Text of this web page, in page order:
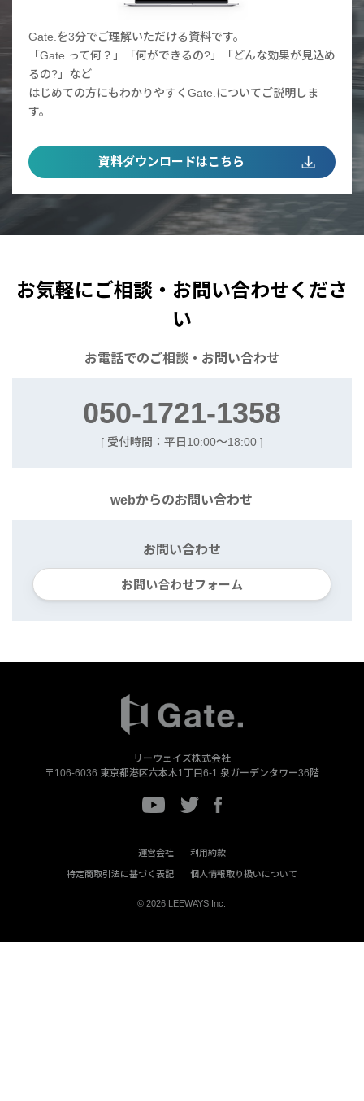
Gate.を3分でご理解いただける資料です。
「Gate.って何？」「何ができるの?」「どんな効果が見込め
るの?」など
はじめての方にもわかりやすくGate.についてご説明しま
す。
資料ダウンロードはこちら
お気軽にご相談・お問い合わせくださ
い
お電話でのご相談・お問い合わせ
050-1721-1358
[ 受付時間：平日10:00〜18:00 ]
webからのお問い合わせ
お問い合わせ
お問い合わせフォーム
リーウェイズ株式会社
〒106-6036 東京都港区六本木1丁目6-1 泉ガーデンタワー36階
© 2026 LEEWAYS Inc.
運営会社 利用約款
特定商取引法に基づく表記 個人情報取り扱いについて